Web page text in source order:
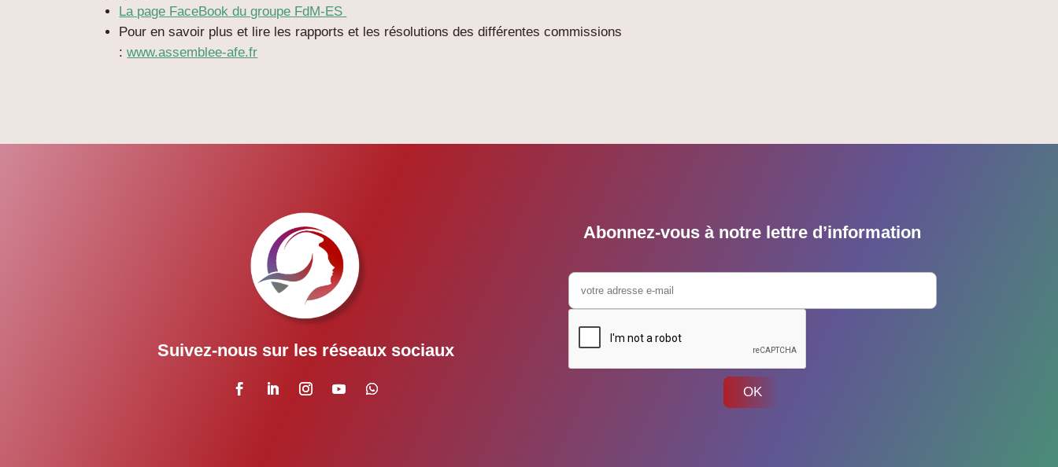
La page FaceBook du groupe FdM-ES
Pour en savoir plus et lire les rapports et les résolutions des différentes commissions
:www.assemblee-afe.fr
Suivez-nous sur les réseaux sociaux
Abonnez-vous à notre lettre d’information
OK